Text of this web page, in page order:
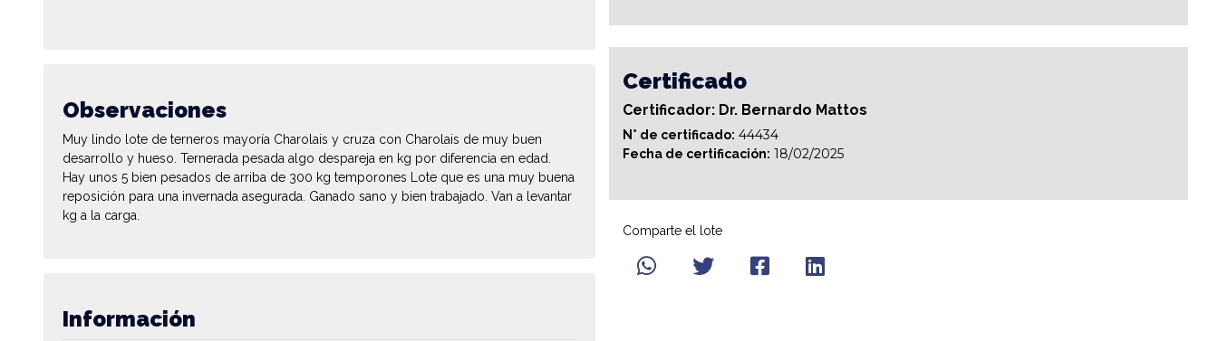
Observaciones
Muy lindo lote de terneros mayoría Charolais y cruza con Charolais de muy buen
desarrollo y hueso. Ternerada pesada algo despareja en kg por diferencia en edad.
Hay unos 5 bien pesados de arriba de 300 kg temporones Lote que es una muy buena
reposición para una invernada asegurada. Ganado sano y bien trabajado. Van a levantar
kg a la carga.
Información
Certificado
Certificador: Dr. Bernardo Mattos
N° de certificado: 44434
Fecha de certificación: 18/02/2025
Comparte el lote